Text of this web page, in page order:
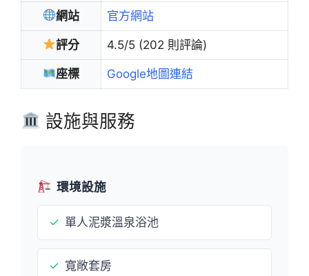
網站 官方網站
評分 4.5/5 (202 則評論)
座標 Google地圖連結
設施與服務
環境設施
✓ 單人泥漿溫泉浴池
✓ 寬敞套房